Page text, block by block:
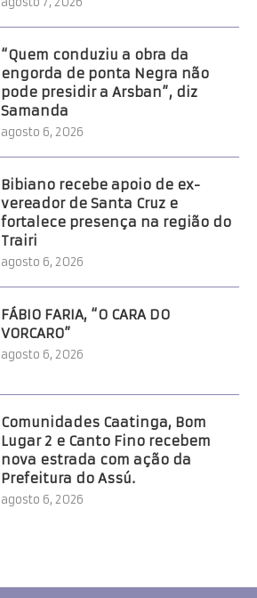
“Quem conduziu a obra da
engorda de ponta Negra não
pode presidir a Arsban”, diz
Samanda
agosto 6, 2026
Bibiano recebe apoio de ex-
vereador de Santa Cruz e
fortalece presença na região do
Trairi
agosto 6, 2026
FÁBIO FARIA, “O CARA DO
VORCARO”
agosto 6, 2026
Comunidades Caatinga, Bom
Lugar 2 e Canto Fino recebem
nova estrada com ação da
Prefeitura do Assú.
agosto 6, 2026